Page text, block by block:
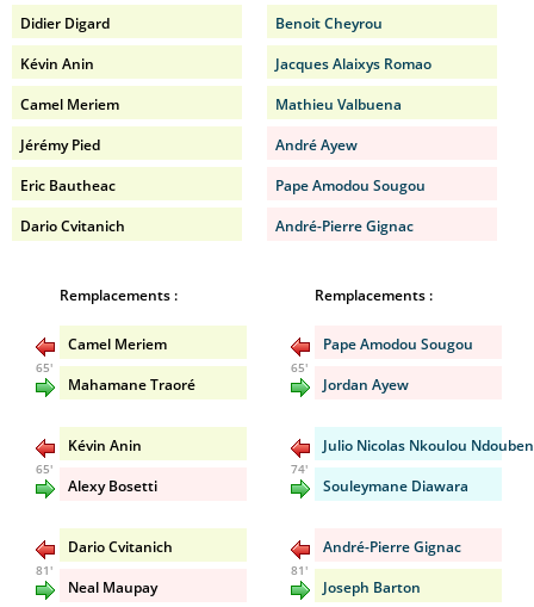
Didier Digard
Kévin Anin
Camel Meriem
Jérémy Pied
Eric Bautheac
Dario Cvitanich
Benoit Cheyrou
Jacques Alaixys Romao
Mathieu Valbuena
André Ayew
Pape Amodou Sougou
André-Pierre Gignac
Remplacements :
Camel Meriem
65'
Mahamane Traoré
Kévin Anin
65'
Alexy Bosetti
Dario Cvitanich
81'
Neal Maupay
Remplacements :
Pape Amodou Sougou
65'
Jordan Ayew
Julio Nicolas Nkoulou
74'
Souleymane Diawara
André-Pierre Gignac
81'
Joseph Barton